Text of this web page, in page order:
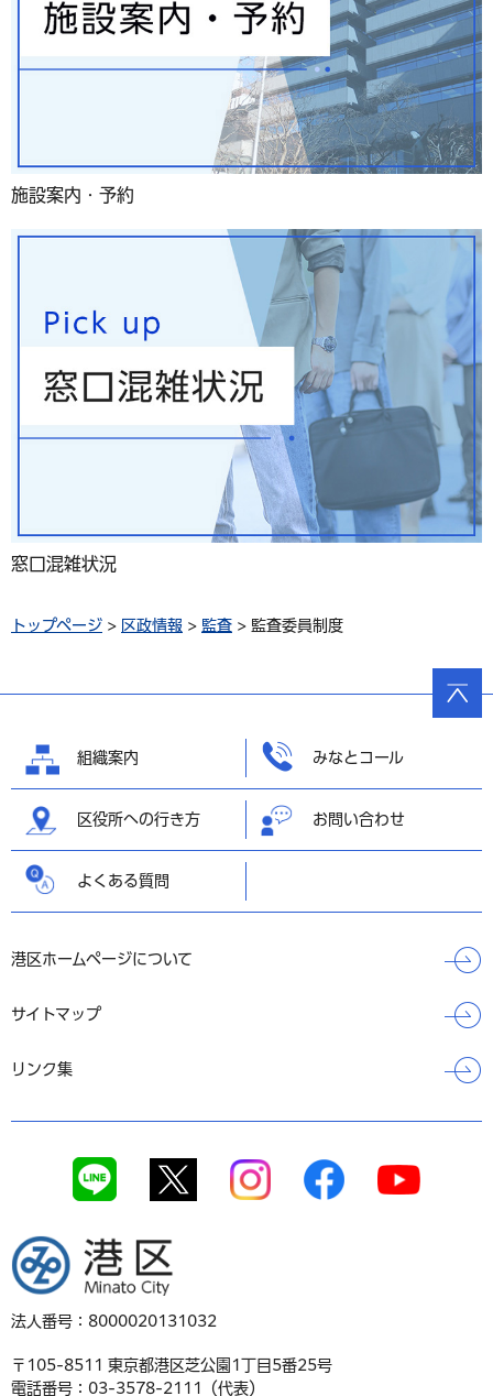
施設案内・予約
窓口混雑状況
トップページ > 区政情報 > 監査 > 監査委員制度
組織案内 みなとコール
区役所への行き方 お問い合わせ
よくある質問
港区ホームページについて
サイトマップ
リンク集
港区
法人番号：8000020131032
〒105-8511 東京都港区芝公園1丁目5番25号
電話番号：03-3578-2111（代表）
ページ
の先頭